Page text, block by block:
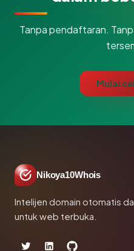
Tanpa pendaftaran.
Mulai
Nikoya10Whois
Intelijen domain otomatis
untuk web terbuka.